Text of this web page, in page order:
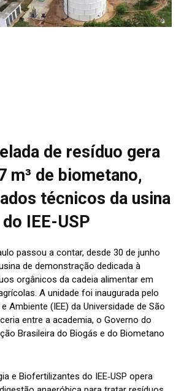
de resíduo gera
m³ de biometano,
técnicos da usina
do IEE-USP
passou a contar, desde 30 de junho
de demonstração dedicada à
orgânicos da cadeia alimentar em
A unidade foi inaugurada pelo
Ambiente (IEE) da Universidade de São
entre a academia, o Governo do
Brasileira do Biogás e do Biometano
e Biofertilizantes do IEE‑USP opera